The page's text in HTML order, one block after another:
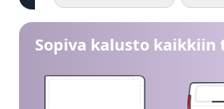
Sopiva kalusto kaikkiin